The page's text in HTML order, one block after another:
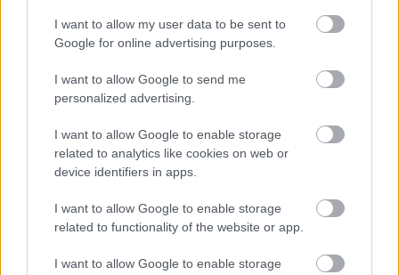
I want to allow my user data to be sent to
Google for online advertising purposes.
I want to allow Google to send me
personalized advertising.
I want to allow Google to enable storage
related to analytics like cookies on web or
device identifiers in apps.
I want to allow Google to enable storage
related to functionality of the website or app.
I want to allow Google to enable storage
Mielőtt beindulna a mai napi őrület, amikor is még
nem tudjuk, hogy a délután kezdődő felvonuláson
hogy máshol (és persze Magyarországon is a
legjobb színészek közül nagyon sokan) hogyan is
Homeopátiás homoszexualitás
képezi a nemzeti meleg újjászületés programjának,